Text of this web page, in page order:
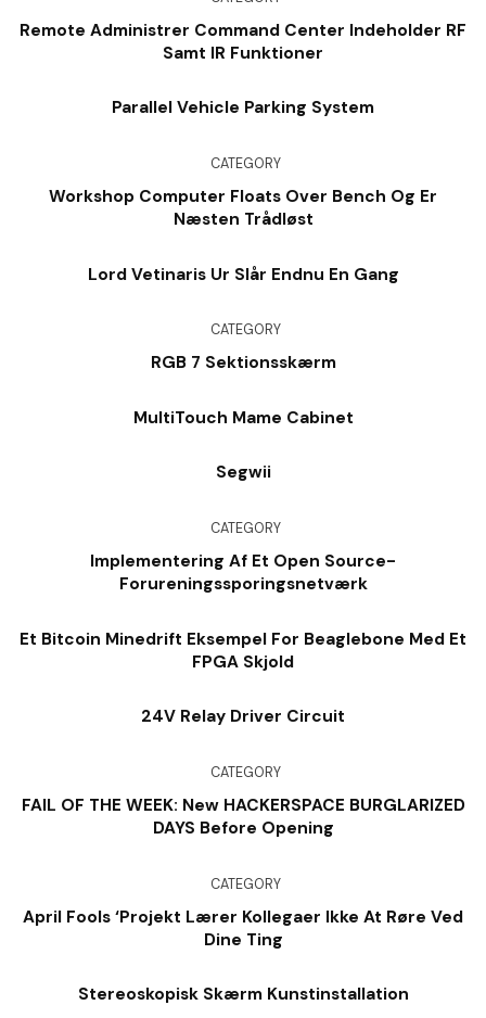
Remote Administrer Command Center Indeholder RF
Samt IR Funktioner
Parallel Vehicle Parking System
CATEGORY
Workshop Computer Floats Over Bench Og Er
Næsten Trådløst
Lord Vetinaris Ur Slår Endnu En Gang
CATEGORY
RGB 7 Sektionsskærm
MultiTouch Mame Cabinet
Segwii
CATEGORY
Implementering Af Et Open Source-
Forureningssporingsnetværk
Et Bitcoin Minedrift Eksempel For Beaglebone Med Et
FPGA Skjold
24V Relay Driver Circuit
CATEGORY
FAIL OF THE WEEK: New HACKERSPACE BURGLARIZED
DAYS Before Opening
CATEGORY
April Fools ‘Projekt Lærer Kollegaer Ikke At Røre Ved
Dine Ting
Stereoskopisk Skærm Kunstinstallation